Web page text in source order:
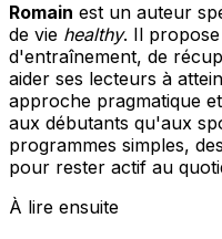
Romain est un auteur
de vie healthy. Il
d'entraînement, de
aider ses lecteurs à
approche pragmatique
aux débutants qu'aux
programmes simples,
pour rester actif au
À lire ensuite